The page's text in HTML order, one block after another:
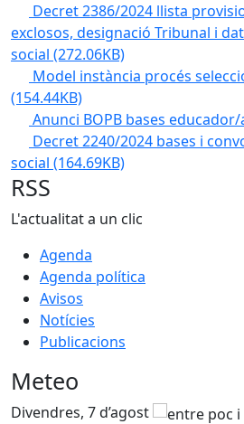
Decret 2386/2024 llista
exclosos, designació Tribunal i
social (272.06KB)
Model instància procés
(154.44KB)
Anunci BOPB bases educador/
Decret 2240/2024 bases i
social (164.69KB)
RSS
L'actualitat a un clic
Agenda
Agenda política
Avisos
Notícies
Publicacions
Meteo
Divendres, 7 d’agost